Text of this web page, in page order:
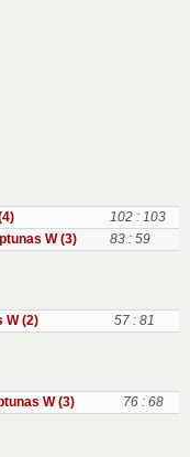
102 : 103
W (3) 83 : 59
W (2) 57 : 81
W (3) 76 : 68